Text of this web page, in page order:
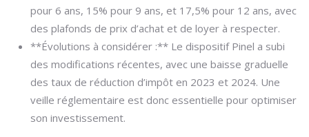
pour 6 ans, 15% pour 9 ans, et 17,5% pour 12 ans, avec
des plafonds de prix d’achat et de loyer à respecter.
**Évolutions à considérer :** Le dispositif Pinel a subi
des modifications récentes, avec une baisse graduelle
des taux de réduction d’impôt en 2023 et 2024. Une
veille réglementaire est donc essentielle pour optimiser
son investissement.